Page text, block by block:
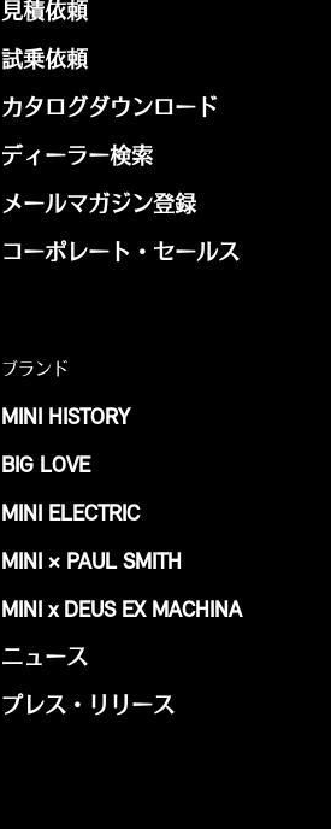
見積依頼
試乗依頼
カタログダウンロード
ディーラー検索
メールマガジン登録
コーポレート・セールス
ブランド
MINI HISTORY
BIG LOVE
MINI ELECTRIC
MINI × PAUL SMITH
MINI x DEUS EX MACHINA
ニュース
プレス・リリース